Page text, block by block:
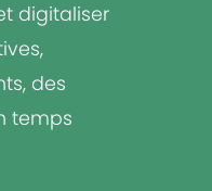
digitaliser
des
temps